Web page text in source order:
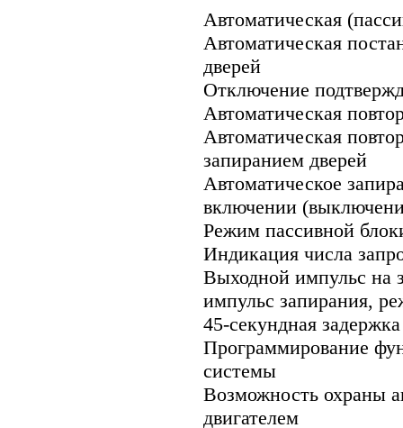
Автоматическая
Автоматическая
дверей
Отключение
Автоматическая
Автоматическая
запиранием дверей
Автоматическое
включении
Режим пассивной
Индикация числа
Выходной импульс на
импульс запирания,
45-секундная
Программирование
системы
Возможность охраны
двигателем